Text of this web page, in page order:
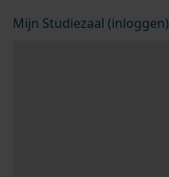
Mijn Studiezaal (inloggen)